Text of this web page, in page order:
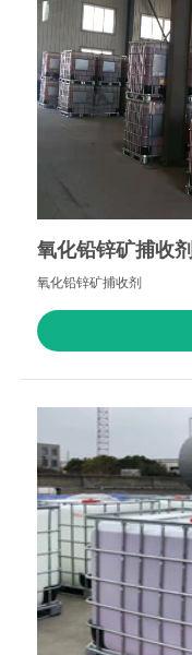
氧化铅锌矿捕收剂
氧化铅锌矿捕收剂